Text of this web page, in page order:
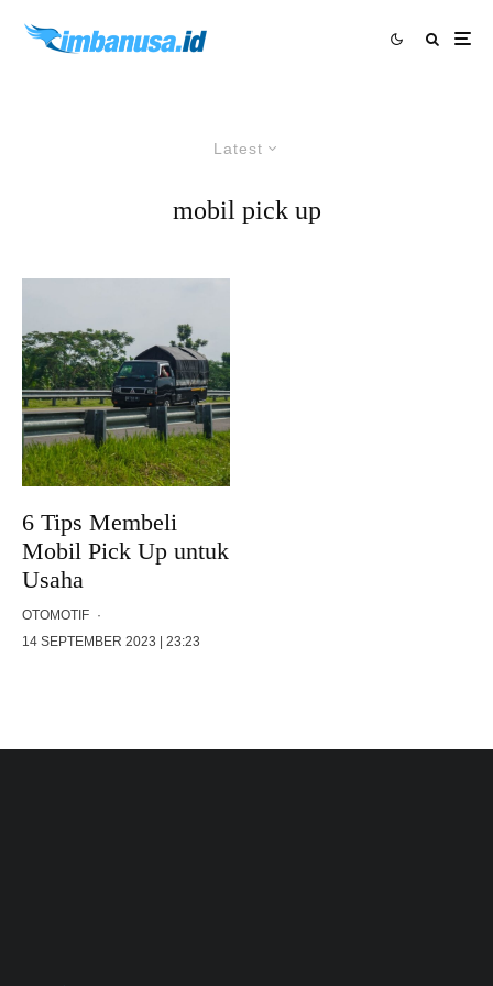
Latest
mobil pick up
6 Tips Membeli
Mobil Pick Up untuk
Usaha
OTOMOTIF ·
14 SEPTEMBER 2023 | 23:23